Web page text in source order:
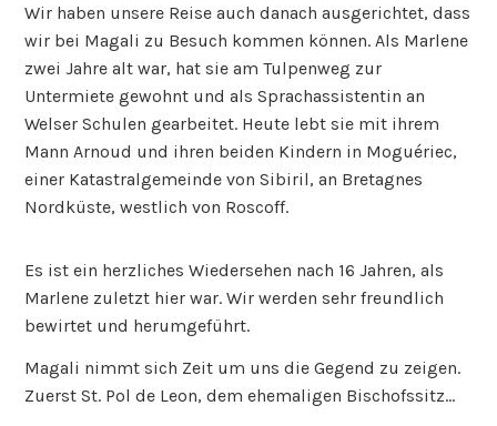
Wir haben unsere Reise auch danach ausgerichtet, dass
wir bei Magali zu Besuch kommen können. Als Marlene
zwei Jahre alt war, hat sie am Tulpenweg zur
Untermiete gewohnt und als Sprachassistentin an
Welser Schulen gearbeitet. Heute lebt sie mit ihrem
Mann Arnoud und ihren beiden Kindern in Moguériec,
einer Katastralgemeinde von Sibiril, an Bretagnes
Nordküste, westlich von Roscoff.
Es ist ein herzliches Wiedersehen nach 16 Jahren, als
Marlene zuletzt hier war. Wir werden sehr freundlich
bewirtet und herumgeführt.
Magali nimmt sich Zeit um uns die Gegend zu zeigen.
Zuerst St. Pol de Leon, dem ehemaligen Bischofssitz…